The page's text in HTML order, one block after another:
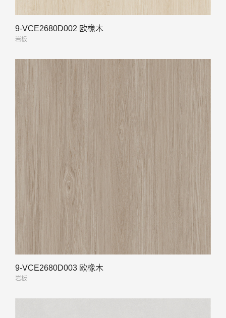
9-VCE2680D002 欧橡木
岩板
9-VCE2680D003 欧橡木
岩板